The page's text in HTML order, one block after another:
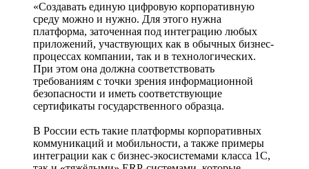
«Создавать единую цифровую корпоративную
среду можно и нужно. Для этого нужна
платформа, заточенная под интеграцию любых
приложений, участвующих как в обычных бизнес-
процессах компании, так и в технологических.
При этом она должна соответствовать
требованиям с точки зрения информационной
безопасности и иметь соответствующие
сертификаты государственного образца.
В России есть такие платформы корпоративных
коммуникаций и мобильности, а также примеры
интеграции как с бизнес-­экосистемами класса 1С,